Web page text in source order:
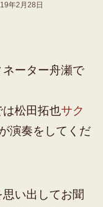
年2月28日
ネーター舟瀬で
松田拓也サク
演奏をしてくだ
い出してお聞